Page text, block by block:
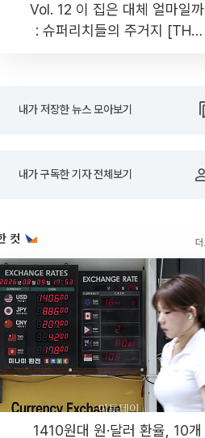
Vol. 12 이 집은 대체 얼마일까
: 슈퍼리치들의 주거지 [THE
내가 저장한 뉴스 모아보기
내가 구독한 기자 전체보기
컷
1410원대 원·달러 환율, 10개